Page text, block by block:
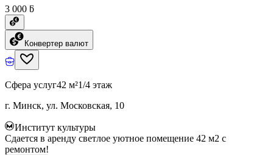
3 000 ƃ
Конвертер валют
Сфера услуг42 м²1/4 этаж
г. Минск, ул. Московская, 10
Институт культуры
Сдается в аренду светлое уютное помещение 42 м2 с
ремонтом!